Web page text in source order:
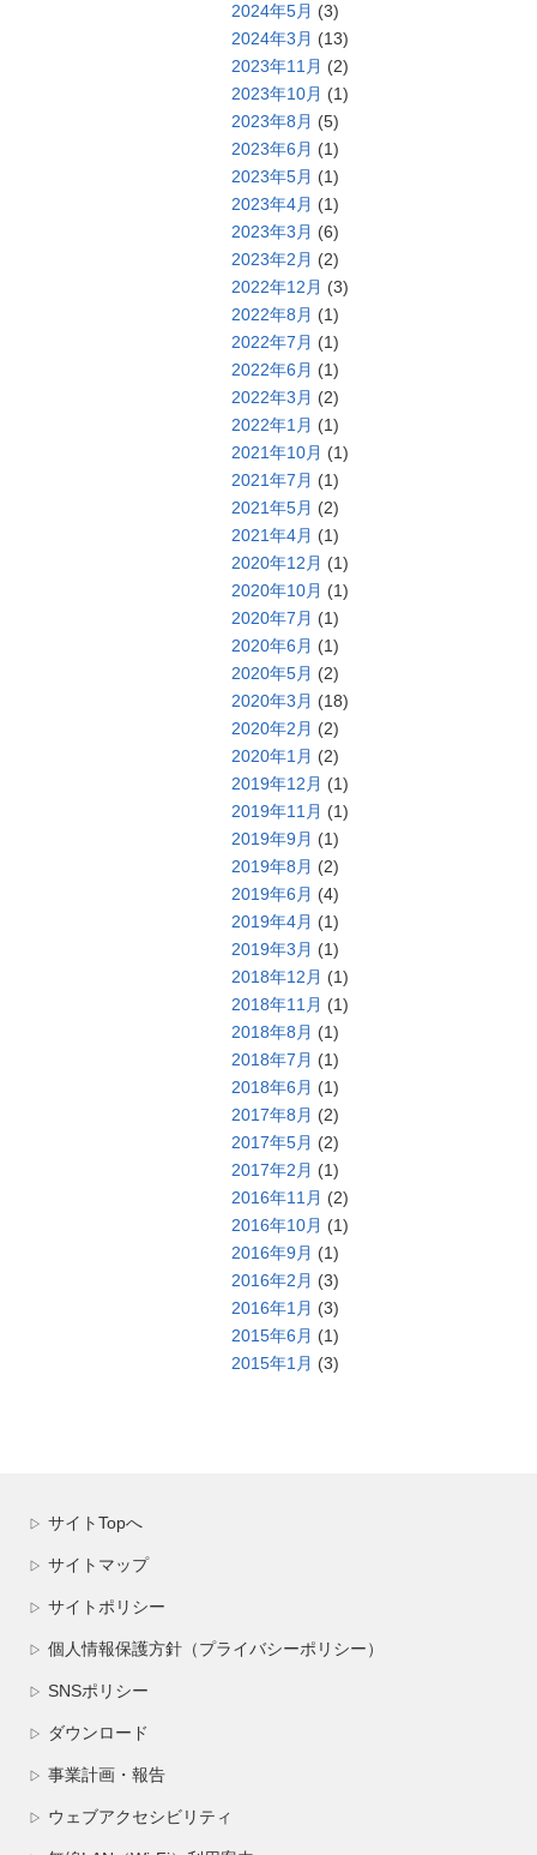
2024年5月 (3)
2024年3月 (13)
2023年11月 (2)
2023年10月 (1)
2023年8月 (5)
2023年6月 (1)
2023年5月 (1)
2023年4月 (1)
2023年3月 (6)
2023年2月 (2)
2022年12月 (3)
2022年8月 (1)
2022年7月 (1)
2022年6月 (1)
2022年3月 (2)
2022年1月 (1)
2021年10月 (1)
2021年7月 (1)
2021年5月 (2)
2021年4月 (1)
2020年12月 (1)
2020年10月 (1)
2020年7月 (1)
2020年6月 (1)
2020年5月 (2)
2020年3月 (18)
2020年2月 (2)
2020年1月 (2)
2019年12月 (1)
2019年11月 (1)
2019年9月 (1)
2019年8月 (2)
2019年6月 (4)
2019年4月 (1)
2019年3月 (1)
2018年12月 (1)
2018年11月 (1)
2018年8月 (1)
2018年7月 (1)
2018年6月 (1)
2017年8月 (2)
2017年5月 (2)
2017年2月 (1)
2016年11月 (2)
2016年10月 (1)
2016年9月 (1)
2016年2月 (3)
2016年1月 (3)
2015年6月 (1)
2015年1月 (3)
▷ サイトTopへ
▷ サイトマップ
▷ サイトポリシー
▷ 個人情報保護方針（プライバシーポリシー）
▷ SNSポリシー
▷ ダウンロード
▷ 事業計画・報告
▷ ウェブアクセシビリティ